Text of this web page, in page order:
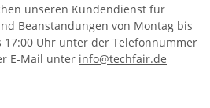
unseren Kundendienst für
Beanstandungen von Montag bis
17:00 Uhr unter der Telefonnummer
E-Mail unter info@techfair.de